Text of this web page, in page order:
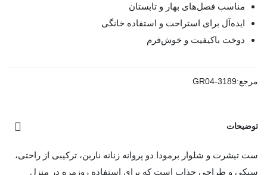
مناسب فصل‌های بهار و تابستان
ایده‌آل برای استراحت و استفاده خانگی
دوخت باکیفیت و خوش‌فرم
مرجع:GR04-3189
توضیحات
ست تیشرت و شلوار برمودا دو پروانه زنانه ناربن، ترکیبی از راحتی،
سبکی و طراحی جذاب است که برای استفاده روزمره در منزل